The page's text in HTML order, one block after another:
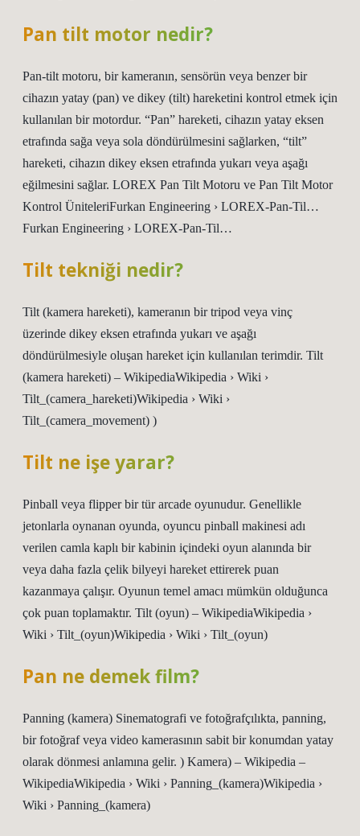
Pan tilt motor nedir?
Pan-tilt motoru, bir kameranın, sensörün veya benzer bir
cihazın yatay (pan) ve dikey (tilt) hareketini kontrol etmek için
kullanılan bir motordur. “Pan” hareketi, cihazın yatay eksen
etrafında sağa veya sola döndürülmesini sağlarken, “tilt”
hareketi, cihazın dikey eksen etrafında yukarı veya aşağı
eğilmesini sağlar. LOREX Pan Tilt Motoru ve Pan Tilt Motor
Kontrol ÜniteleriFurkan Engineering › LOREX-Pan-Til…
Furkan Engineering › LOREX-Pan-Til…
Tilt tekniği nedir?
Tilt (kamera hareketi), kameranın bir tripod veya vinç
üzerinde dikey eksen etrafında yukarı ve aşağı
döndürülmesiyle oluşan hareket için kullanılan terimdir. Tilt
(kamera hareketi) – WikipediaWikipedia › Wiki ›
Tilt_(camera_hareketi)Wikipedia › Wiki ›
Tilt_(camera_movement) )
Tilt ne işe yarar?
Pinball veya flipper bir tür arcade oyunudur. Genellikle
jetonlarla oynanan oyunda, oyuncu pinball makinesi adı
verilen camla kaplı bir kabinin içindeki oyun alanında bir
veya daha fazla çelik bilyeyi hareket ettirerek puan
kazanmaya çalışır. Oyunun temel amacı mümkün olduğunca
çok puan toplamaktır. Tilt (oyun) – WikipediaWikipedia ›
Wiki › Tilt_(oyun)Wikipedia › Wiki › Tilt_(oyun)
Pan ne demek film?
Panning (kamera) Sinematografi ve fotoğrafçılıkta, panning,
bir fotoğraf veya video kamerasının sabit bir konumdan yatay
olarak dönmesi anlamına gelir. ) Kamera) – Wikipedia –
WikipediaWikipedia › Wiki › Panning_(kamera)Wikipedia ›
Wiki › Panning_(kamera)